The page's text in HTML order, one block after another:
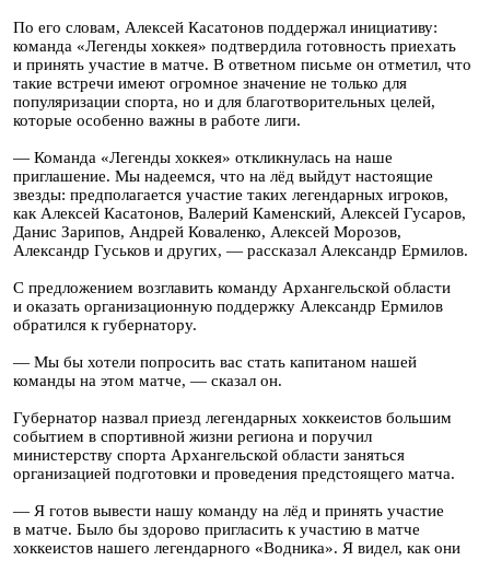
По его словам, Алексей Касатонов поддержал инициативу:
команда «Легенды хоккея» подтвердила готовность приехать
и принять участие в матче. В ответном письме он отметил, что
такие встречи имеют огромное значение не только для
популяризации спорта, но и для благотворительных целей,
которые особенно важны в работе лиги.
— Команда «Легенды хоккея» откликнулась на наше
приглашение. Мы надеемся, что на лёд выйдут настоящие
звезды: предполагается участие таких легендарных игроков,
как Алексей Касатонов, Валерий Каменский, Алексей Гусаров,
Данис Зарипов, Андрей Коваленко, Алексей Морозов,
Александр Гуськов и других, — рассказал Александр Ермилов.
С предложением возглавить команду Архангельской области
и оказать организационную поддержку Александр Ермилов
обратился к губернатору.
— Мы бы хотели попросить вас стать капитаном нашей
команды на этом матче, — сказал он.
Губернатор назвал приезд легендарных хоккеистов большим
событием в спортивной жизни региона и поручил
министерству спорта Архангельской области заняться
организацией подготовки и проведения предстоящего матча.
— Я готов вывести нашу команду на лёд и принять участие
в матче. Было бы здорово пригласить к участию в матче
хоккеистов нашего легендарного «Водника». Я видел, как они